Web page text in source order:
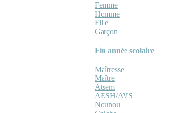
Femme
Homme
Fille
Garçon
Fin année scolaire
Maîtresse
Maître
Atsem
AESH/AVS
Nounou